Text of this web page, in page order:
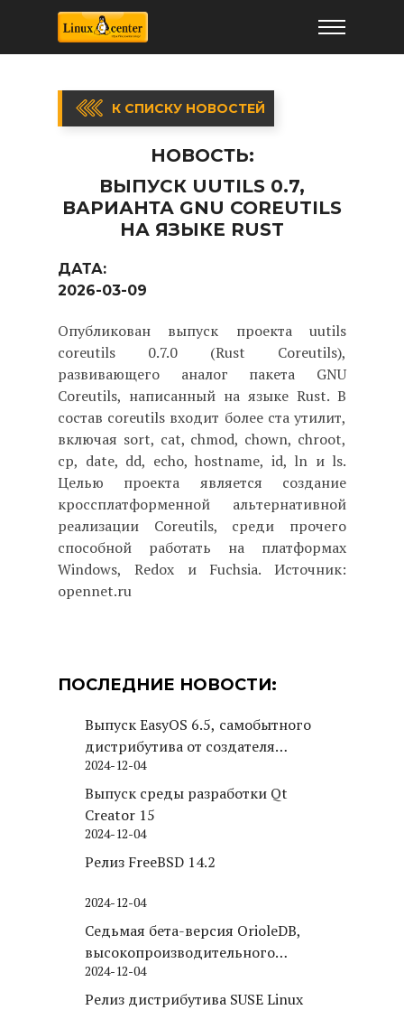
К СПИСКУ НОВОСТЕЙ
НОВОСТЬ:
ВЫПУСК UUTILS 0.7,
ВАРИАНТА GNU COREUTILS
НА ЯЗЫКЕ RUST
ДАТА:
2026-03-09
Опубликован выпуск проекта uutils
coreutils 0.7.0 (Rust Coreutils),
развивающего аналог пакета GNU
Coreutils, написанный на языке Rust. В
состав coreutils входит более ста утилит,
включая sort, cat, chmod, chown, chroot,
cp, date, dd, echo, hostname, id, ln и ls.
Целью проекта является создание
кроссплатформенной альтернативной
реализации Coreutils, среди прочего
способной работать на платформах
Windows, Redox и Fuchsia. Источник:
opennet.ru
ПОСЛЕДНИЕ НОВОСТИ:
Выпуск EasyOS 6.5, самобытного
дистрибутива от создателя
Puppy Linux
2024-12-04
Выпуск среды разработки Qt
Creator 15
2024-12-04
Релиз FreeBSD 14.2
2024-12-04
Седьмая бета-версия OrioleDB,
высокопроизводительного
движка хранения для PostgreSQL
2024-12-04
Релиз дистрибутива SUSE Linux